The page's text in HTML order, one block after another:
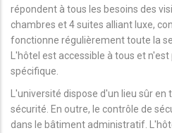
répondent à tous les besoins des
chambres et 4 suites alliant luxe,
fonctionne régulièrement toute la
L'hôtel est accessible à tous et
spécifique.
L'université dispose d'un lieu sûr en
sécurité. En outre, le contrôle de
dans le bâtiment administratif.